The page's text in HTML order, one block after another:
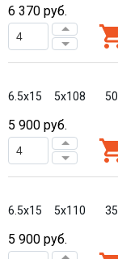
6 370 руб.
6.5x15 5x108 50
5 900 руб.
6.5x15 5x110 35
5 900 руб.